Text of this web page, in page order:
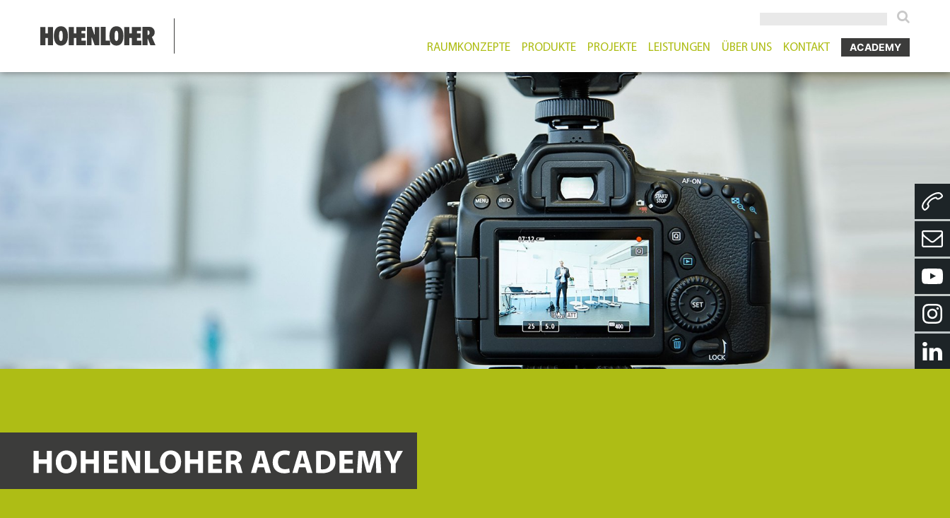
RAUMKONZEPTE
Mintspace
Lernlandschaft
Lernlabor NAWIS®
Makerspace
Lernraum
Fachraum
Chemieraum
Physikraum
Biologieraum
PRODUKTE
Mediensysteme
medienBuddy®
Abzüge
Visuelle Ausstattung
Aufbewahrung
Arbeitsplatzsysteme
Sitzmöbel
PROJEKTE LEISTUNGEN
für Architekten & Planer
für Schulleitung & Lehrer
für Schulträger
für Privatschulen
Infocenter
Dokumente
Video- und Bildmaterial
Pflegehinweise
ÜBER UNS
Hohenloher vor Ort
Karriere
Firmenhistorie
Mintspace-Schulpreis
KONTAKT ACADEMY